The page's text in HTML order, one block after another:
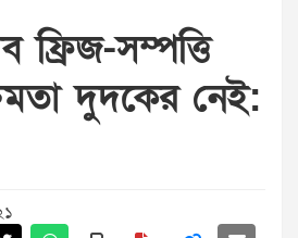
ফ্রিজ-সম্পত্তি
দুদকের নেই: